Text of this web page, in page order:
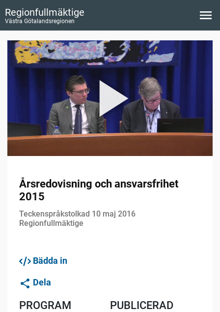
Regionfullmäktige
Västra Götalandsregionen
Årsredovisning och ansvarsfrihet
2015
Teckenspråkstolkad 10 maj 2016
Regionfullmäktige
Bädda in
Dela
PROGRAM PUBLICERAD